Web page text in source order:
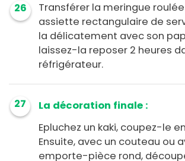
26
Transférer la meringue
assiette rectangulaire de
la délicatement avec son
laissez-la reposer 2 heures
réfrigérateur.
27
La décoration finale :
Epluchez un kaki, coupez-le
Ensuite, avec un couteau ou
emporte-pièce rond,